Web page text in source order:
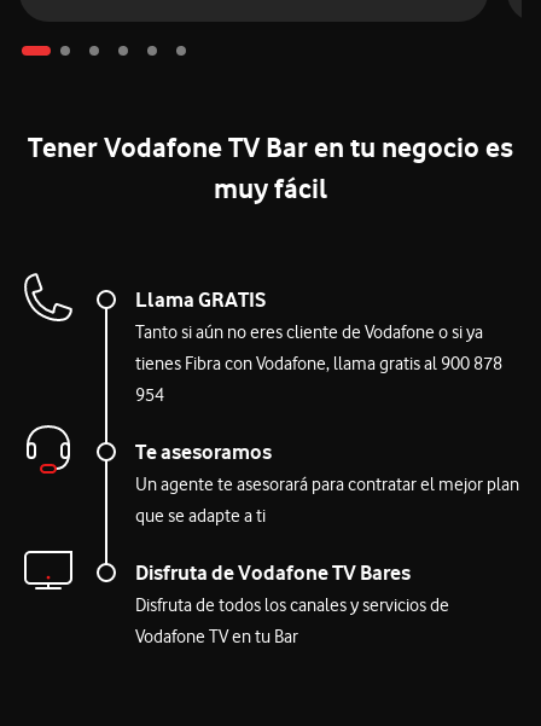
Tener Vodafone TV Bar en tu negocio es
muy fácil
Llama GRATIS
Tanto si aún no eres cliente de Vodafone o si ya
tienes Fibra con Vodafone, llama gratis al 900 878
954
Te asesoramos
Un agente te asesorará para contratar el mejor plan
que se adapte a ti
Disfruta de Vodafone TV Bares
Disfruta de todos los canales y servicios de
Vodafone TV en tu Bar